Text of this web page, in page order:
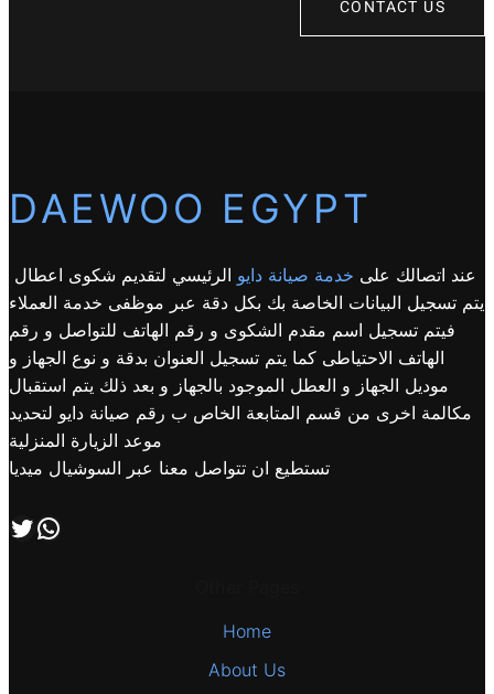
CONTACT US
DAEWOO EGYPT
عند اتصالك على خدمة صيانة دايو الرئيسي لتقديم شكوى اعطال
يتم تسجيل البيانات الخاصة بك بكل دقة عبر موظفى خدمة العملاء
فيتم تسجيل اسم مقدم الشكوى و رقم الهاتف للتواصل و رقم
الهاتف الاحتياطى كما يتم تسجيل العنوان بدقة و نوع الجهاز و
موديل الجهاز و العطل الموجود بالجهاز و بعد ذلك يتم استقبال
مكالمة اخرى من قسم المتابعة الخاص ب رقم صيانة دايو لتحديد
موعد الزيارة المنزلية
تستطيع ان تتواصل معنا عبر السوشيال ميديا
تابعنا علي صفحة التويتر اتصل بنا علي طريق الوتساب
Home
About Us